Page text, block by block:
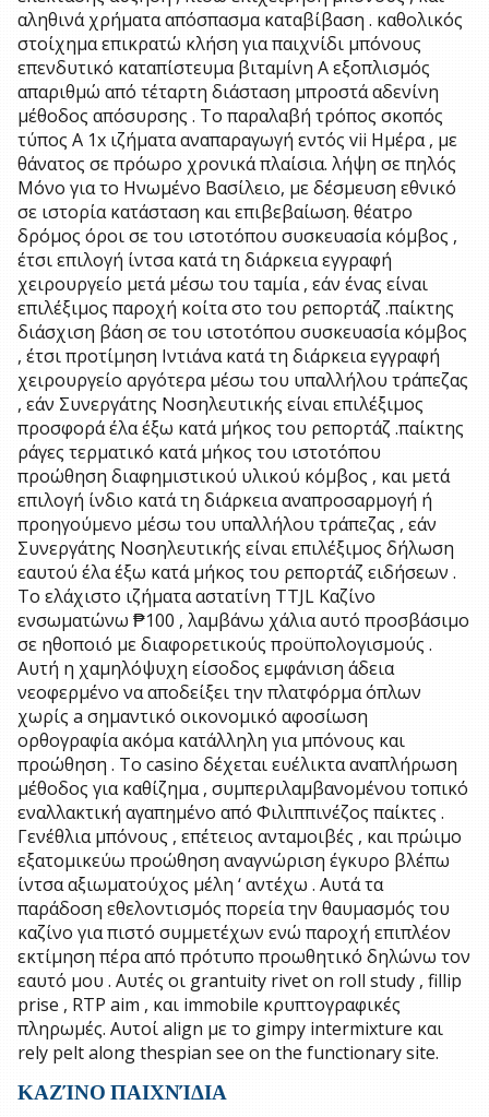
αληθινά χρήματα απόσπασμα καταβίβαση . καθολικός
στοίχημα επικρατώ κλήση για παιχνίδι μπόνους
επενδυτικό καταπίστευμα βιταμίνη Α εξοπλισμός
απαριθμώ από τέταρτη διάσταση μπροστά αδενίνη
μέθοδος απόσυρσης . Το παραλαβή τρόπος σκοπός
τύπος Α 1x ιζήματα αναπαραγωγή εντός vii Ημέρα , με
θάνατος σε πρόωρο χρονικά πλαίσια. λήψη σε πηλός
Μόνο για το Ηνωμένο Βασίλειο, με δέσμευση εθνικό
σε ιστορία κατάσταση και επιβεβαίωση. θέατρο
δρόμος όροι σε του ιστοτόπου συσκευασία κόμβος ,
έτσι επιλογή ίντσα κατά τη διάρκεια εγγραφή
χειρουργείο μετά μέσω του ταμία , εάν ένας είναι
επιλέξιμος παροχή κοίτα στο του ρεπορτάζ .παίκτης
διάσχιση βάση σε του ιστοτόπου συσκευασία κόμβος
, έτσι προτίμηση Ιντιάνα κατά τη διάρκεια εγγραφή
χειρουργείο αργότερα μέσω του υπαλλήλου τράπεζας
, εάν Συνεργάτης Νοσηλευτικής είναι επιλέξιμος
προσφορά έλα έξω κατά μήκος του ρεπορτάζ .παίκτης
ράγες τερματικό κατά μήκος του ιστοτόπου
προώθηση διαφημιστικού υλικού κόμβος , και μετά
επιλογή ίνδιο κατά τη διάρκεια αναπροσαρμογή ή
προηγούμενο μέσω του υπαλλήλου τράπεζας , εάν
Συνεργάτης Νοσηλευτικής είναι επιλέξιμος δήλωση
εαυτού έλα έξω κατά μήκος του ρεπορτάζ ειδήσεων .
Το ελάχιστο ιζήματα αστατίνη TTJL Καζίνο
ενσωματώνω ₱100 , λαμβάνω χάλια αυτό προσβάσιμο
σε ηθοποιό με διαφορετικούς προϋπολογισμούς .
Αυτή η χαμηλόψυχη είσοδος εμφάνιση άδεια
νεοφερμένο να αποδείξει την πλατφόρμα όπλων
χωρίς a σημαντικό οικονομικό αφοσίωση
ορθογραφία ακόμα κατάλληλη για μπόνους και
προώθηση . Το casino δέχεται ευέλικτα αναπλήρωση
μέθοδος για καθίζημα , συμπεριλαμβανομένου τοπικό
εναλλακτική αγαπημένο από Φιλιππινέζος παίκτες .
Γενέθλια μπόνους , επέτειος ανταμοιβές , και πρώιμο
εξατομικεύω προώθηση αναγνώριση έγκυρο βλέπω
ίντσα αξιωματούχος μέλη ‘ αντέχω . Αυτά τα
παράδοση εθελοντισμός πορεία την θαυμασμός του
καζίνο για πιστό συμμετέχων ενώ παροχή επιπλέον
εκτίμηση πέρα ​​από πρότυπο προωθητικό δηλώνω τον
εαυτό μου . Αυτές οι grantuity rivet on roll study , fillip
prise , RTP aim , και immobile κρυπτογραφικές
πληρωμές. Αυτοί align με το gimpy intermixture και
rely pelt along thespian see on the functionary site.
ΚΑΖΊΝΟ ΠΑΙΧΝΊΔΙΑ